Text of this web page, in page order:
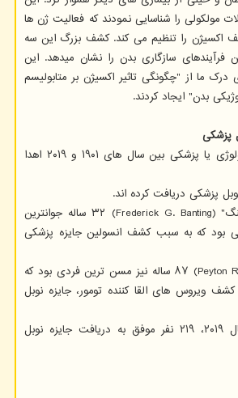
مولکولی را شناسایی نمودند که فعالیت ژن ها
اکسیژن را تنظیم می کند. کشف بزرگ این سه
فرآیندهای سازگاری بدن را نشان میدهد. این
درک ما از "چگونگی تاثیر اکسیژن بر متابولیسم
بدن" ایجاد کردند.
پزشکی
۱. ۱۱۰ جایزه نوبل فیزیولوژی یا پزشکی بین سال های ۱۹۰۱ و ۲۰۱۹ اهدا
۳. "فردریک جی بانتینگ" (Frederick G. Banting) ۳۲ ساله جوانترین
بود که به سبب کشف انسولین جایزه پزشکی
۴. " پیتون روس" (Peyton Rous) ۸۷ ساله نیز مسن ترین فردی بود که
به سبب کشف ویروس های القا کننده تومور، جایزه نوبل
۵. از سال ۱۹۰۹ تا سال ۲۰۱۹، ۲۱۹ نفر موفق به دریافت جایزه نوبل